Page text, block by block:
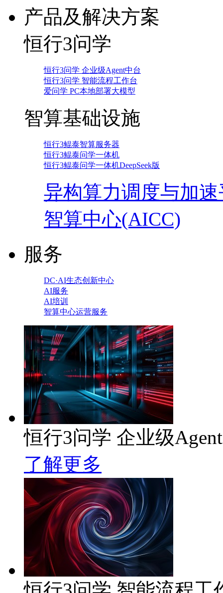
产品及解决方案
恒行3问学
恒行3问学 企业级Agent中台
恒行3问学 智能流程工作台
爱问学 PC本地部署大模型
智算基础设施
恒行3鲲泰智算服务器
恒行3鲲泰问学一体机
恒行3鲲泰问学一体机DeepSeek版
异构算力调度与加
智算中心(AICC)
服务
DC·AI生态创新中心
AI服务
AI培训
智算中心运营服务
恒行3问学 企业级
了解更多